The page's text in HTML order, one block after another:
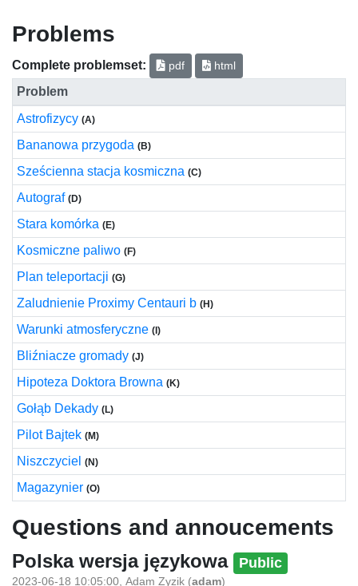
Problems
Complete problemset: pdf html
Problem
Astrofizycy (A)
Bananowa przygoda (B)
Sześcienna stacja kosmiczna (C)
Autograf (D)
Stara komórka (E)
Kosmiczne paliwo (F)
Plan teleportacji (G)
Zaludnienie Proximy Centauri b (H)
Warunki atmosferyczne (I)
Bliźniacze gromady (J)
Hipoteza Doktora Browna (K)
Gołąb Dekady (L)
Pilot Bajtek (M)
Niszczyciel (N)
Magazynier (O)
Questions and annoucements
Polska wersja językowa Public
2023-06-18 10:05:00 Adam Zyzik (adam)